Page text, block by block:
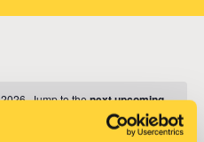
Jump to thenext upcoming